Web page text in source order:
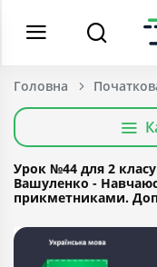
Головна
Урок №44 для 2
Вашуленко -
прикметниками.